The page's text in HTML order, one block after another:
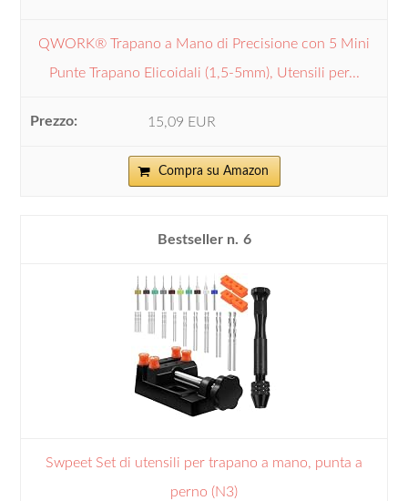
QWORK® Trapano a Mano di Precisione con 5 Mini
Punte Trapano Elicoidali (1,5-5mm), Utensili per...
15,09 EUR
Compra su Amazon
6
Swpeet Set di utensili per trapano a mano, punta a
perno (N3)